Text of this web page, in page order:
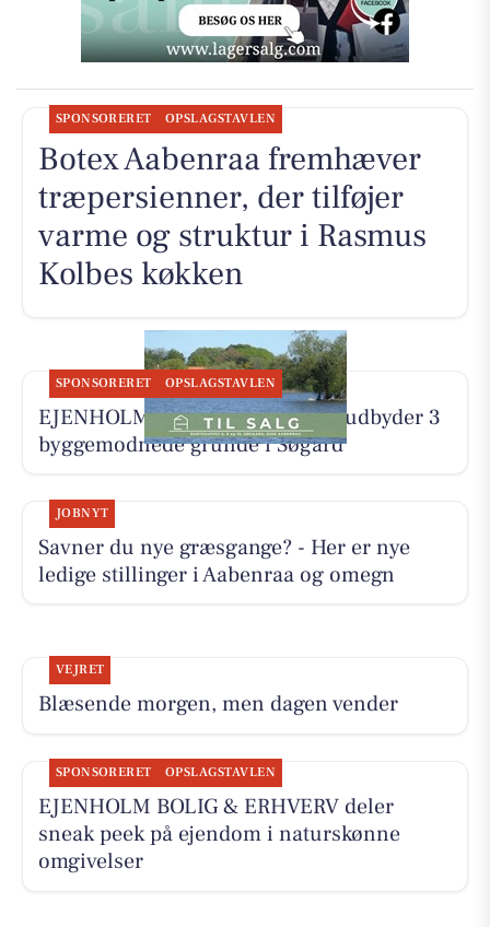
SPONSORERET OPSLAGSTAVLEN
Botex Aabenraa fremhæver
træpersienner, der tilføjer
varme og struktur i Rasmus
Kolbes køkken
SPONSORERET OPSLAGSTAVLEN
EJENHOLM BOLIG & ERHVERV udbyder 3
byggemodnede grunde i Søgård
JOBNYT
Savner du nye græsgange? - Her er nye
ledige stillinger i Aabenraa og omegn
VEJRET
Blæsende morgen, men dagen vender
SPONSORERET OPSLAGSTAVLEN
EJENHOLM BOLIG & ERHVERV deler
sneak peek på ejendom i naturskønne
omgivelser